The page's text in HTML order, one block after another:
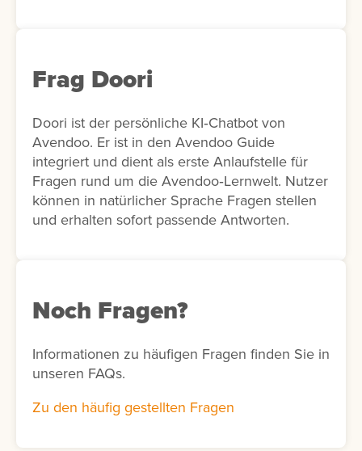
Frag Doori
Doori ist der persönliche KI‑Chatbot von
Avendoo. Er ist in den Avendoo Guide
integriert und dient als erste Anlaufstelle für
Fragen rund um die Avendoo‑Lernwelt. Nutzer
können in natürlicher Sprache Fragen stellen
und erhalten sofort passende Antworten.
Noch Fragen?
Informationen zu häufigen Fragen finden Sie in
unseren FAQs.
Zu den häufig gestellten Fragen